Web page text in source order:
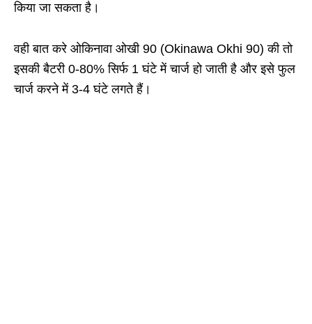
किया जा सकता है।
वही बात करे ओकिनावा ओखी 90 (Okinawa Okhi 90) की तो
इसकी बैटरी 0-80% सिर्फ 1 घंटे में चार्ज हो जाती है और इसे फुल
चार्ज करने में 3-4 घंटे लगते हैं।